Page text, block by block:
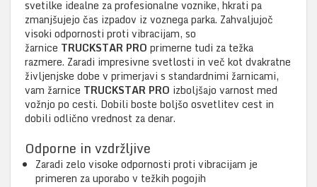
svetilke idealne za profesionalne voznike, hkrati pa
zmanjšujejo čas izpadov iz voznega parka. Zahvaljujoč
visoki odpornosti proti vibracijam, so
žarnice TRUCKSTAR PRO primerne tudi za težka
razmere. Zaradi impresivne svetlosti in več kot dvakratne
življenjske dobe v primerjavi s standardnimi žarnicami,
vam žarnice TRUCKSTAR PRO izboljšajo varnost med
vožnjo po cesti. Dobili boste boljšo osvetlitev cest in
dobili odlično vrednost za denar.
Odporne in vzdržljive
Zaradi zelo visoke odpornosti proti vibracijam je
primeren za uporabo v težkih pogojih